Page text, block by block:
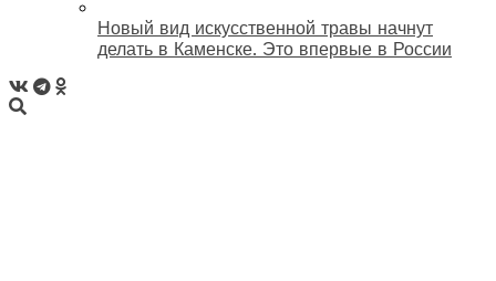
Новый вид искусственной травы начнут
делать в Каменске. Это впервые в России